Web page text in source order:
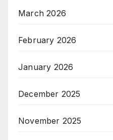
March 2026
February 2026
January 2026
December 2025
November 2025